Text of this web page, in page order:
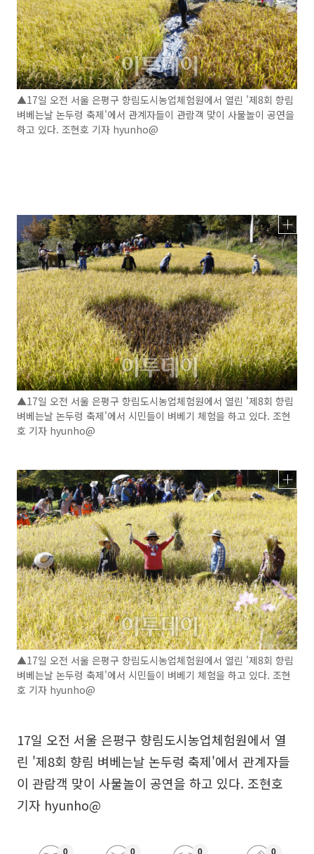
▲17일 오전 서울 은평구 향림도시농업체험원에서 열린 '제8회 향림
벼베는날 논두렁 축제'에서 관계자들이 관람객 맞이 사물놀이 공연을
하고 있다. 조현호 기자 hyunho@
▲17일 오전 서울 은평구 향림도시농업체험원에서 열린 '제8회 향림
벼베는날 논두렁 축제'에서 시민들이 벼베기 체험을 하고 있다. 조현
호 기자 hyunho@
▲17일 오전 서울 은평구 향림도시농업체험원에서 열린 '제8회 향림
벼베는날 논두렁 축제'에서 시민들이 벼베기 체험을 하고 있다. 조현
호 기자 hyunho@
17일 오전 서울 은평구 향림도시농업체험원에서 열
린 '제8회 향림 벼베는날 논두렁 축제'에서 관계자들
이 관람객 맞이 사물놀이 공연을 하고 있다. 조현호
기자 hyunho@